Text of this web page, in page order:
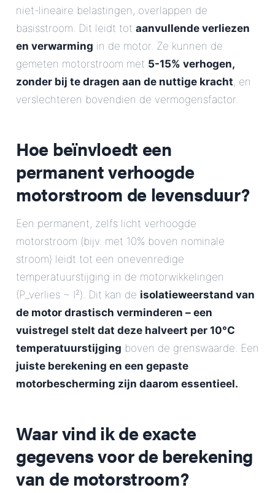
niet-lineaire belastingen, overlappen de
basisstroom. Dit leidt tot aanvullende verliezen
en verwarming in de motor. Ze kunnen de
gemeten motorstroom met 5-15% verhogen,
zonder bij te dragen aan de nuttige kracht, en
verslechteren bovendien de vermogensfactor.
Hoe beïnvloedt een
permanent verhoogde
motorstroom de levensduur?
Een permanent, zelfs licht verhoogde
motorstroom (bijv. met 10% boven nominale
stroom) leidt tot een onevenredige
temperatuurstijging in de motorwikkelingen
(P_verlies ~ I²). Dit kan de isolatieweerstand van
de motor drastisch verminderen – een
vuistregel stelt dat deze halveert per 10°C
temperatuurstijging boven de grenswaarde. Een
juiste berekening en een gepaste
motorbescherming zijn daarom essentieel..
Waar vind ik de exacte
gegevens voor de berekening
van de motorstroom?